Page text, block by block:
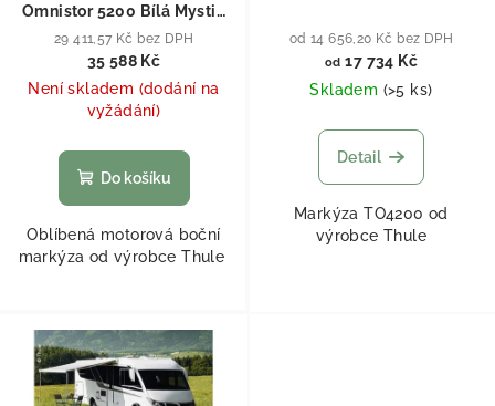
Omnistor 5200 Bílá Mystic
Grau (šedá) 350 cm
29 411,57 Kč bez DPH
35 588 Kč
Není skladem (dodání na
vyžádání)
Do košíku
Oblíbená motorová boční
markýza od výrobce Thule
od 14 656,20 Kč bez DPH
od 17 734 Kč
Skladem (>5 ks)
Detail
Markýza TO4200 od
výrobce Thule